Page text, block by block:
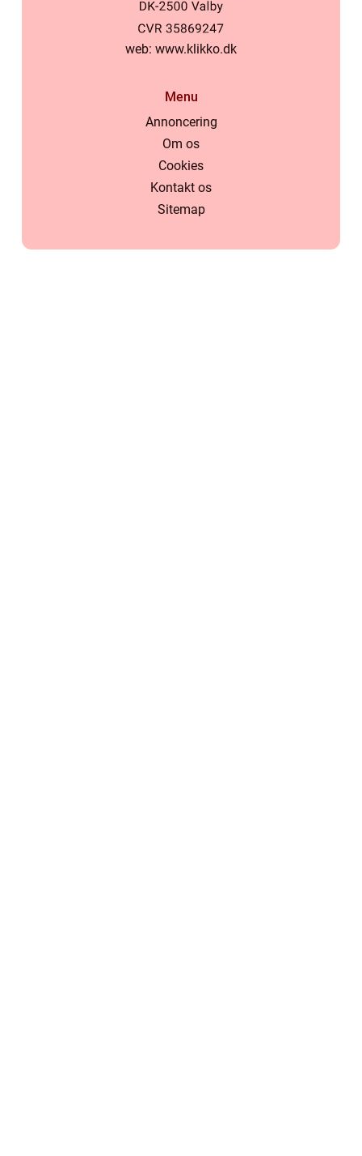
web: www.klikko.dk
Menu
Annoncering
Om os
Cookies
Kontakt os
Sitemap